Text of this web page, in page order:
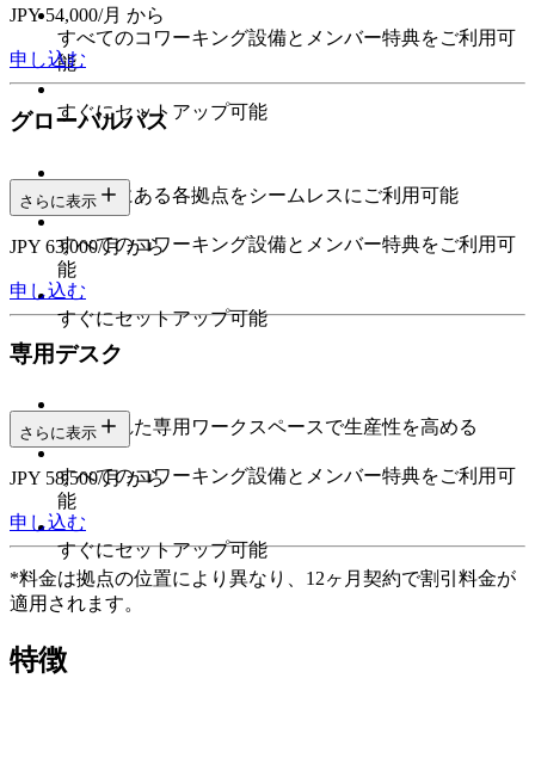
すべてのコワーキング設備とメンバー特典をご利用可
能
すぐにセットアップ可能
JPY 54,000/月 から
申し込む
グローバルパス
世界中にある各拠点をシームレスにご利用可能
すべてのコワーキング設備とメンバー特典をご利用可
能
すぐにセットアップ可能
さらに表示
JPY 63,000/月 から
申し込む
専用デスク
予約された専用ワークスペースで生産性を高める
すべてのコワーキング設備とメンバー特典をご利用可
能
すぐにセットアップ可能
さらに表示
JPY 58,500/月 から
申し込む
*料金は拠点の位置により異なり、12ヶ月契約で割引料金が
適用されます。
特徴